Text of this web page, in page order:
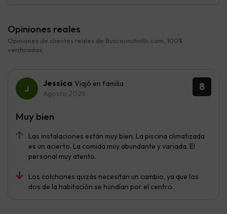
Opiniones reales
Opiniones de clientes reales de Buscounchollo.com, 100%
verificadas.
8
Jessica Viajó en familia
Agosto 2026
Las instalaciones están muy bien. La piscina climatizada
es un acierto. La comida muy abundante y variada. El
personal muy atento.
Los colchones quizás necesitan un cambio, ya que los
dos de la habitación se hundían por el centro.
Muy bien